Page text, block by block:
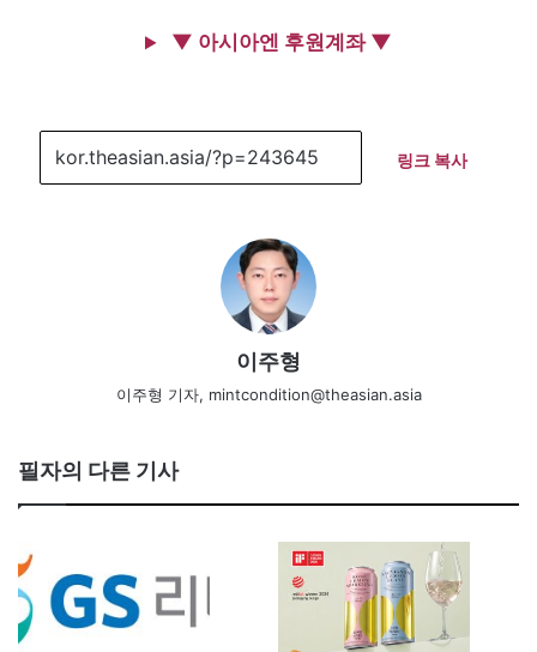
▼ 아시아엔 후원계좌 ▼
링크 복사
이주형
이주형 기자, mintcondition@theasian.asia
필자의 다른 기사